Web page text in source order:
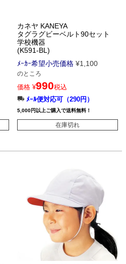
カネヤ KANEYA
タグラグビーベルト90セット
学校機器
(K591-BL)
ﾒｰｶｰ希望小売価格 ¥1,100
のところ
価格 ¥990税込
ﾒｰﾙ便対応可（290円）
5,000円以上ご購入で送料無料！
在庫切れ